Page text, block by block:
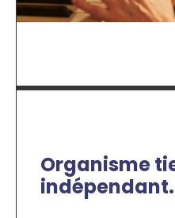
Organisme
indépendant.